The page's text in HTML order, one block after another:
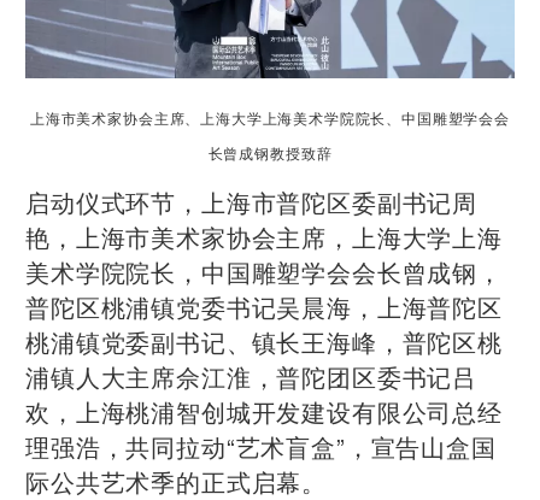
上海市美术家协会主席、上海大学上海美术学院院长、中国雕塑学会会
长曾成钢教授致辞
启动仪式环节，上海市普陀区委副书记周
艳，上海市美术家协会主席，上海大学上海
美术学院院长，中国雕塑学会会长曾成钢，
普陀区桃浦镇党委书记吴晨海，上海普陀区
桃浦镇党委副书记、镇长王海峰，普陀区桃
浦镇人大主席佘江淮，普陀团区委书记吕
欢，上海桃浦智创城开发建设有限公司总经
理强浩，共同拉动“艺术盲盒”，宣告山盒国
际公共艺术季的正式启幕。